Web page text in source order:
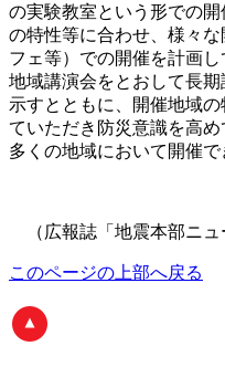
の実験教室という形での
の特性等に合わせ、様々
フェ等）での開催を計画
地域講演会をとおして長
示すとともに、開催地域
ていただき防災意識を高
多くの地域において開催で
（広報誌「地震本部ニ
このページの上部へ戻る